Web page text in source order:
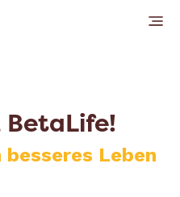
BetaLife!
Leben